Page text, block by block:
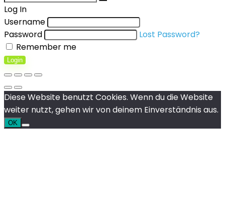
Log In
Username
Password
Lost Password?
Remember me
Login
Diese Website benutzt Cookies. Wenn du die Website
weiter nutzt, gehen wir von deinem Einverständnis aus.
OK